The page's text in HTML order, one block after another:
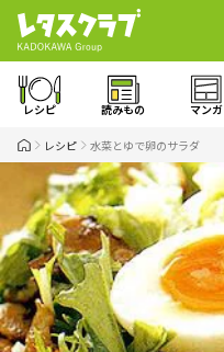
レシピ 読みもの マンガ
レシピ 水菜とゆで卵のサラダ